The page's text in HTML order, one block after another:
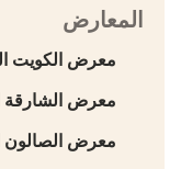
المعارض
معرض الكويت
معرض الشارقة
معرض الصالون